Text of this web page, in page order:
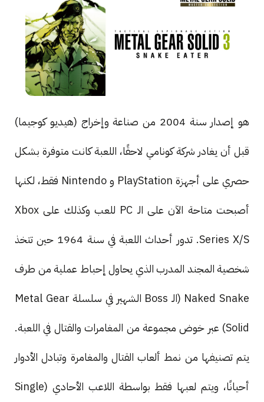
هو إصدار سنة 2004 من صناعة وإخراج (هيديو كوجيما)
قبل أن يغادر شركة كونامي لاحقًا، اللعبة كانت متوفرة بشكل
حصري على أجهزة PlayStation و Nintendo فقط، لكنها
أصبحت متاحة الآن على الـ PC للعب وكذلك على Xbox
Series X/S. تدور أحداث اللعبة في سنة 1964 حين تتخذ
شخصية المجند المدرب الذي يحاول إحباط عملية من طرف
Naked Snake (الـ Boss الشهير في سلسلة Metal Gear
Solid) عبر خوض مجموعة من المغامرات والقتال في اللعبة.
يتم تصنيفها من نمط ألعاب القتال والمغامرة وتبادل الأدوار
أحيانًا، ويتم لعبها فقط بواسطة اللاعب الأحادي (Single